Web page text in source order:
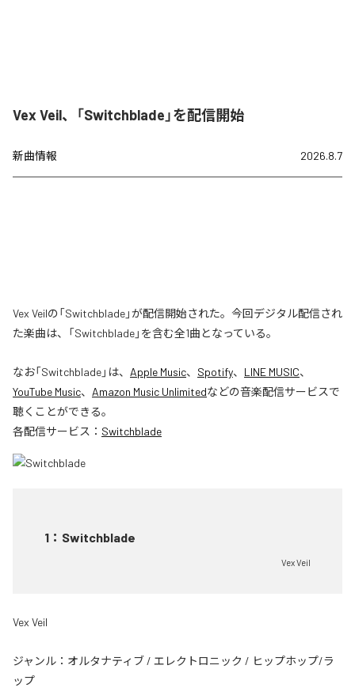
Vex Veil、「Switchblade」を配信開始
新曲情報 2026.8.7
Vex Veilの「Switchblade」が配信開始された。今回デジタル配信され
た楽曲は、「Switchblade」を含む全1曲となっている。
なお「Switchblade」は、 Apple Music、 Spotify、 LINE MUSIC、
YouTube Music、 Amazon Music Unlimitedなどの音楽配信サービスで
聴くことができる。
各配信サービス： Switchblade
1 ： Switchblade
Vex Veil
Vex Veil
ジャンル： オルタナティブ / エレクトロニック / ヒップホップ/ラ
ップ